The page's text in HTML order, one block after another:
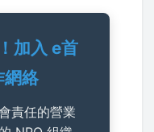
加入 e首
網絡
責任的營業